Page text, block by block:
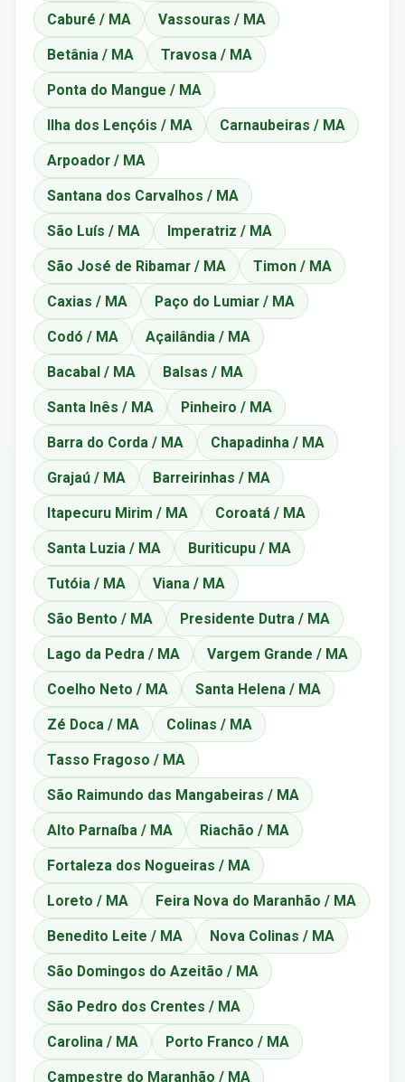
Caburé / MA Vassouras / MA
Betânia / MA Travosa / MA
Ponta do Mangue / MA
Ilha dos Lençóis / MA Carnaubeiras / MA
Arpoador / MA
Santana dos Carvalhos / MA
São Luís / MA Imperatriz / MA
São José de Ribamar / MA Timon / MA
Caxias / MA Paço do Lumiar / MA
Codó / MA Açailândia / MA
Bacabal / MA Balsas / MA
Santa Inês / MA Pinheiro / MA
Barra do Corda / MA Chapadinha / MA
Grajaú / MA Barreirinhas / MA
Itapecuru Mirim / MA Coroatá / MA
Santa Luzia / MA Buriticupu / MA
Tutóia / MA Viana / MA
São Bento / MA Presidente Dutra / MA
Lago da Pedra / MA Vargem Grande / MA
Coelho Neto / MA Santa Helena / MA
Zé Doca / MA Colinas / MA
Tasso Fragoso / MA
São Raimundo das Mangabeiras / MA
Alto Parnaíba / MA Riachão / MA
Fortaleza dos Nogueiras / MA
Loreto / MA Feira Nova do Maranhão / MA
Benedito Leite / MA Nova Colinas / MA
São Domingos do Azeitão / MA
São Pedro dos Crentes / MA
Carolina / MA Porto Franco / MA
Campestre do Maranhão / MA